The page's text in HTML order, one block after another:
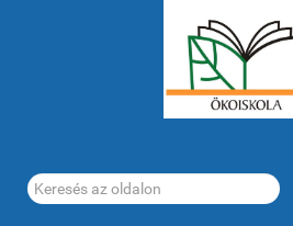
Keresés...